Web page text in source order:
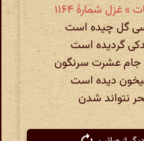
غزل شمارهٔ ۱۱۶۴
گل چیده است
گردیده است
عشرت سرنگون
دیده است
نتواند شدن